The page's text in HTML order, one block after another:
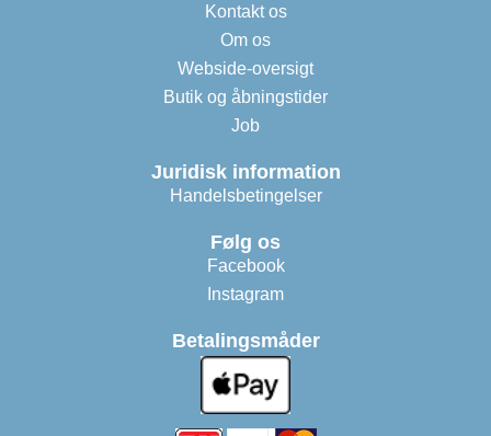
Kontakt os
Om os
Webside-oversigt
Butik og åbningstider
Job
Juridisk information
Handelsbetingelser
Følg os
Facebook
Instagram
Betalingsmåder